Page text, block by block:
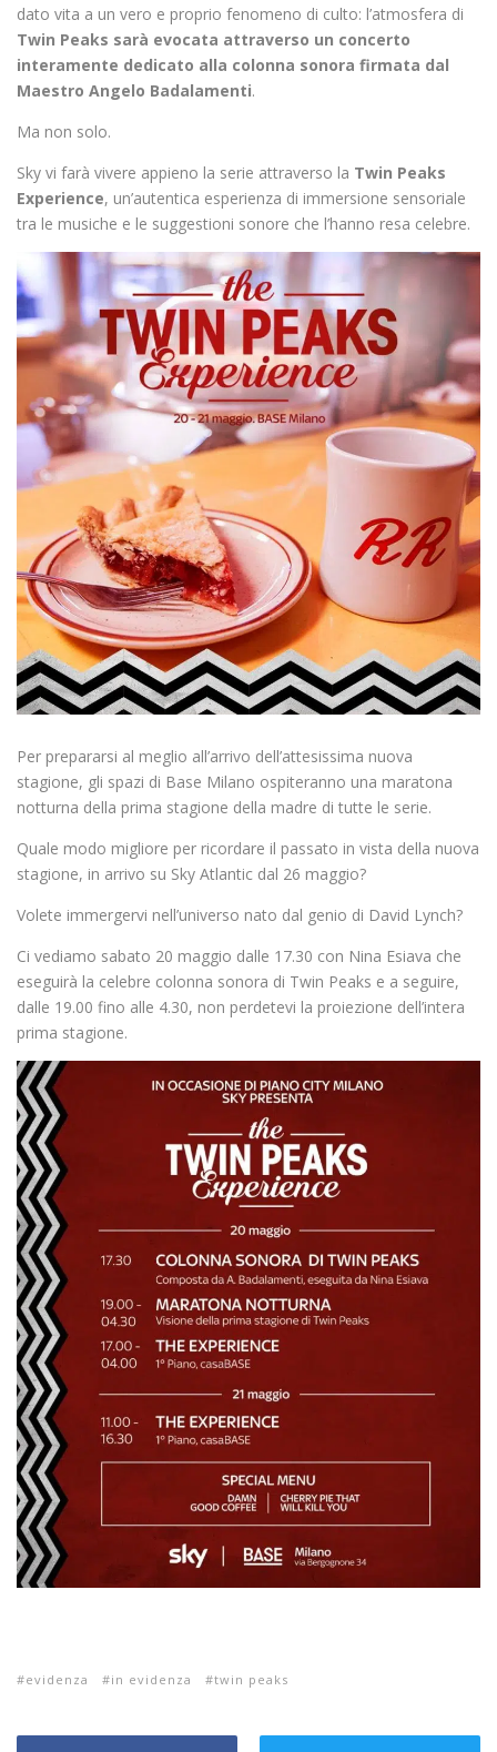
dato vita a un vero e proprio fenomeno di culto: l’atmosfera di
Twin Peaks sarà evocata attraverso un concerto
interamente dedicato alla colonna sonora firmata dal
Maestro Angelo Badalamenti.
Ma non solo.
Sky vi farà vivere appieno la serie attraverso la Twin Peaks
Experience, un’autentica esperienza di immersione sensoriale
tra le musiche e le suggestioni sonore che l’hanno resa celebre.
Per prepararsi al meglio all’arrivo dell’attesissima nuova
stagione, gli spazi di Base Milano ospiteranno una maratona
notturna della prima stagione della madre di tutte le serie.
Quale modo migliore per ricordare il passato in vista della nuova
stagione, in arrivo su Sky Atlantic dal 26 maggio?
Volete immergervi nell’universo nato dal genio di David Lynch?
Ci vediamo sabato 20 maggio dalle 17.30 con Nina Esiava che
eseguirà la celebre colonna sonora di Twin Peaks e a seguire,
dalle 19.00 fino alle 4.30, non perdetevi la proiezione dell’intera
prima stagione.
evidenza in evidenza twin peaks